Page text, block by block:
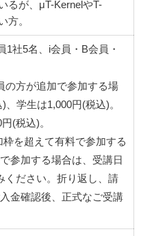
るが、μT-KernelやT-
方。
社5名、i会員・B会員・
の方が追加で参加する場
学生は1,000円(税込)。
(税込)。
を超えて有料で参加する
参加する場合は、受講日
ください。折り返し、請
金確認後、正式なご受講